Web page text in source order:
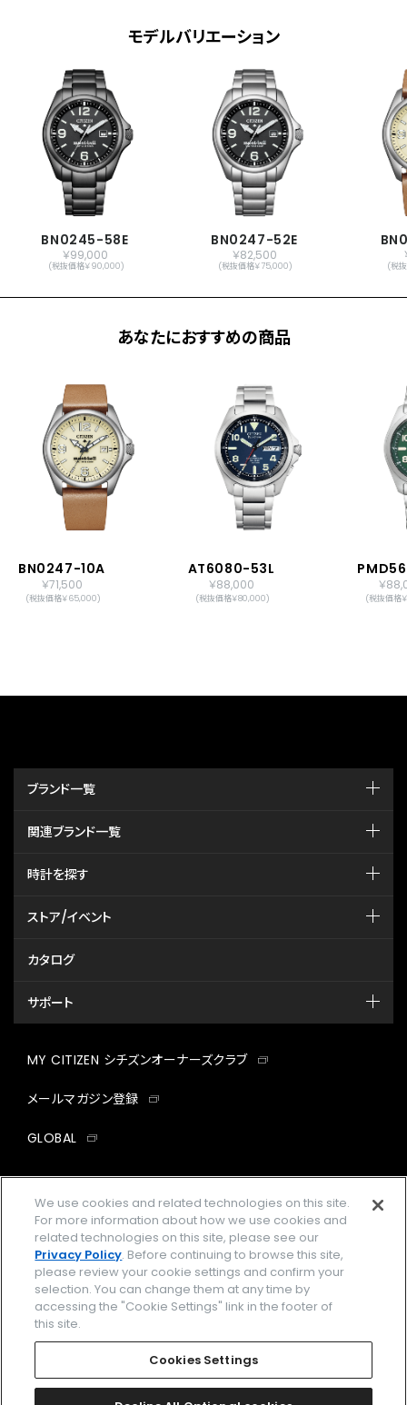
限定BOX
メーカー保証
国際保証3年間(購入後1年以内にMY
CITIZENご登録で国内保証5年間)
モデルバリエーション
BN0245-58E
￥99,000
(税抜価格￥90,000)
BN0247-52E
￥82,500
(税抜価格￥75,000) (税
あなたにおすすめの商品
BN0247-10A
￥71,500
(税抜価格￥65,000)
AT6080-53L
￥88,000
(税抜価格￥80,000)
￥
(税抜価格
ブランド一覧
関連ブランド一覧
時計を探す
ストア/イベント
カタログ
サポート
MY CITIZEN シチズンオーナーズクラブ
メールマガジン登録
GLOBAL
企業情報 ご利用規約
プライバシーポリシー Cookies Settings
Amazon PayはAmazon.com, Inc.またはその関連会社の商標です。
楽天ペイは楽天株式会社の登録商標です。
We use cookies and related technologies on this site.
For more information about how we use cookies and
related technologies on this site, please see our
Privacy Policy. Before continuing to browse this site,
please review your cookie settings and confirm your
selection. You can change them at any time by
accessing the "Cookie Settings" link in the footer of
this site.
Cookies Settings